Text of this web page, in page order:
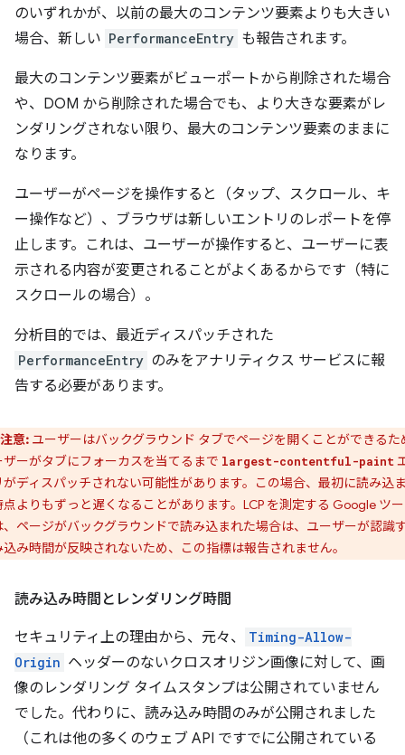
のいずれかが、以前の最大のコンテンツ要素よりも大きい
場合、新しい PerformanceEntry も報告されます。
最大のコンテンツ要素がビューポートから削除された場合
や、DOM から削除された場合でも、より大きな要素がレ
ンダリングされない限り、最大のコンテンツ要素のままに
なります。
ユーザーがページを操作すると（タップ、スクロール、キ
ー操作など）、ブラウザは新しいエントリのレポートを停
止します。これは、ユーザーが操作すると、ユーザーに表
示される内容が変更されることがよくあるからです（特に
スクロールの場合）。
分析目的では、最近ディスパッチされた
PerformanceEntry のみをアナリティクス サービスに報
告する必要があります。
注意: ユーザーはバックグラウンド タブでページを開くことができるた
ザーがタブにフォーカスを当てるまで largest-contentful-paint
がディスパッチされない可能性があります。この場合、最初に読み込
点よりもずっと遅くなることがあります。LCP を測定する Google ツ
、ページがバックグラウンドで読み込まれた場合は、ユーザーが認識
込み時間が反映されないため、この指標は報告されません。
読み込み時間とレンダリング時間
セキュリティ上の理由から、元々、
Timing-Allow-
Origin ヘッダーのないクロスオリジン画像に対して、画
像のレンダリング タイムスタンプは公開されていません
でした。代わりに、読み込み時間のみが公開されました
（これは他の多くのウェブ API ですでに公開されている